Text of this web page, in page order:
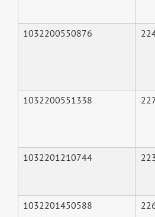
1032200550876
1032200551338
1032201210744
1032201450588